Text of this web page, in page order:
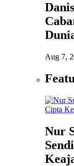
Aug 7,
Nur